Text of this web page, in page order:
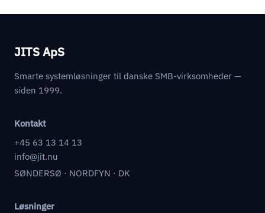
JITS ApS
Smarte systemløsninger til danske SMB-virksomheder —
siden 1999.
Kontakt
+45 63 13 14 13
info@jit.nu
SØNDERSØ · NORDFYN · DK
Løsninger